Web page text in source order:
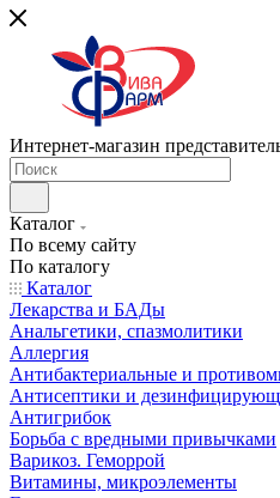
Интернет-магазин
Каталог
По всему сайту
По каталогу
Каталог
Лекарства и БАДы
Анальгетики, спазмолитики
Аллергия
Антибактериальные и
Антисептики и
Антигрибок
Борьба с вредными привычками
Варикоз. Геморрой
Витамины, микроэлементы